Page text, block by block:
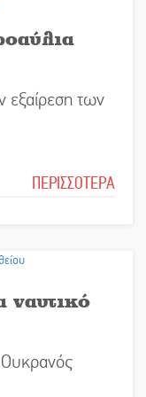
εξαίρεση των
ΠΕΡΙΣΣΟΤΕΡΑ
ναυτικό